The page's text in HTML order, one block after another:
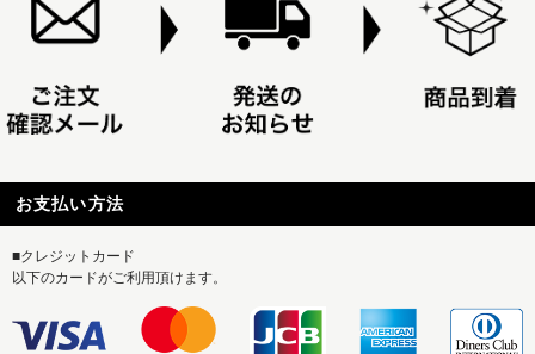
お支払い方法
■クレジットカード
以下のカードがご利用頂けます。